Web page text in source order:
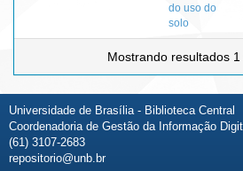
do uso do
solo
Mostrando resultados 1
Universidade de Brasília - Biblioteca Central
Coordenadoria de Gestão da Informação
(61) 3107-2683
repositorio@unb.br